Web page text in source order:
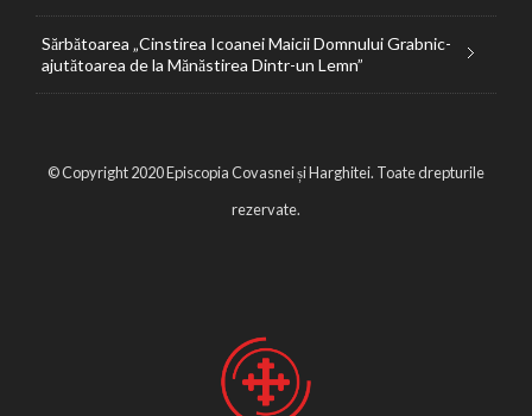
Sărbătoarea „Cinstirea Icoanei Maicii Domnului Grabnic-
ajutătoarea de la Mănăstirea Dintr-un Lemn”
© Copyright 2020 Episcopia Covasnei și Harghitei. Toate drepturile
rezervate.